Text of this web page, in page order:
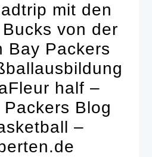
mit den
von der
Bay Packers
half –
Blog
–